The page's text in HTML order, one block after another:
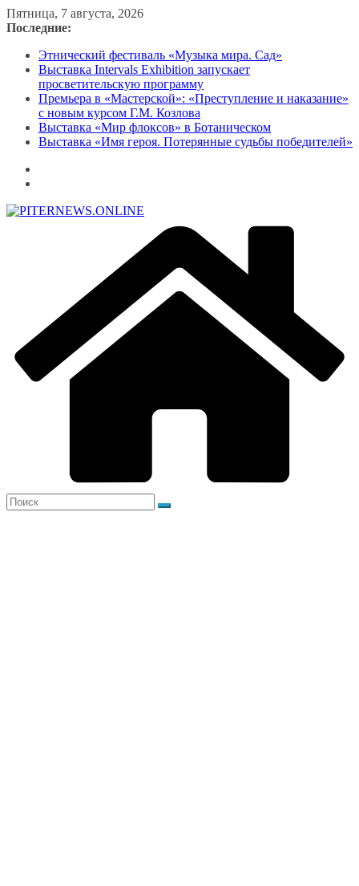
Перейти
к
Пятница, 7 августа, 2026
Последние:
Этнический фестиваль «Музыка мира. Сад»
Выставка Intervals Exhibition запускает
просветительскую программу
Премьера в «Мастерской»: «Преступление и наказание»
с новым курсом Г.М. Козлова
Выставка «Мир флоксов» в Ботаническом
Выставка «Имя героя. Потерянные судьбы победителей»